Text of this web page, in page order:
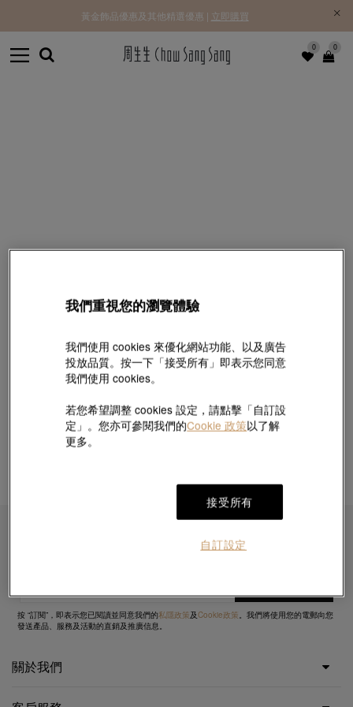
0 0
黃金飾品優惠及其他精選優惠 | 立即購買
即時訂閱接收最新的優惠資訊
按 “訂閱”，即表示您已閱讀並同意我們的私隱政策及Cookie政策。我們將使用您的電郵向您
發送產品、服務及活動的直銷及推廣信息。
關於我們
我們重視您的瀏覽體驗
我們使用 cookies 來優化網站功能、以及廣告
投放品質。按一下「接受所有」即表示您同意
我們使用 cookies。
若您希望調整 cookies 設定，請點擊「自訂設
定」。您亦可參閱我們的Cookie 政策以了解
更多。
接受所有
自訂設定